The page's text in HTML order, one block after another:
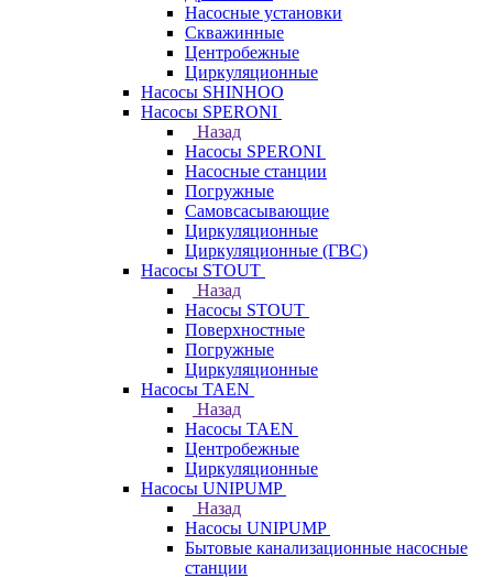
Насосные установки
Скважинные
Центробежные
Циркуляционные
Насосы SHINHOO
Насосы SPERONI
Назад
Насосы SPERONI
Насосные станции
Погружные
Самовсасывающие
Циркуляционные
Циркуляционные (ГВС)
Насосы STOUT
Назад
Насосы STOUT
Поверхностные
Погружные
Циркуляционные
Насосы TAEN
Назад
Насосы TAEN
Центробежные
Циркуляционные
Насосы UNIPUMP
Назад
Насосы UNIPUMP
Бытовые канализационные насосные
станции